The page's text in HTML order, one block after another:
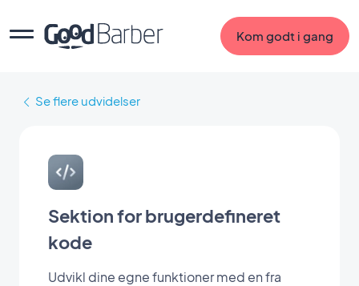
Kom godt i gang
Se flere udvidelser
Sektion for brugerdefineret
kode
Udvikl dine egne funktioner med en fra